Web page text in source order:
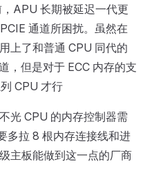
APU 长期被延迟一代更
通道所困扰。虽然在
上了和普通 CPU 同代的
，但是对于 ECC 内存的支
CPU 才行
光 CPU 的内存控制器需
多拉 8 根内存连接线和进
主板能做到这一点的厂商